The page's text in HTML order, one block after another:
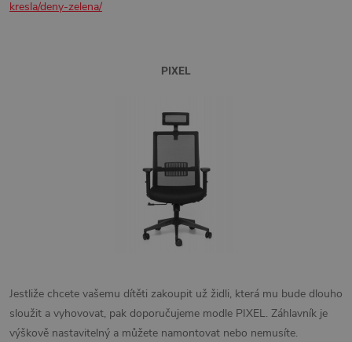
kresla/deny-zelena/
PIXEL
Jestliže chcete vašemu dítěti zakoupit už židli, která mu bude dlouho
sloužit a vyhovovat, pak doporučujeme modle PIXEL. Záhlavník je
výškově nastavitelný a můžete namontovat nebo nemusíte.